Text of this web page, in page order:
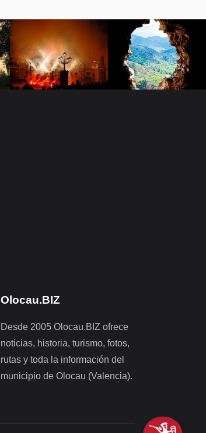
Olocau.BIZ
Desde 2005 Olocau.BIZ ofrece
noticias, historia, turismo, fotos,
rutas y toda la información del
municipio de Olocau (Valencia).